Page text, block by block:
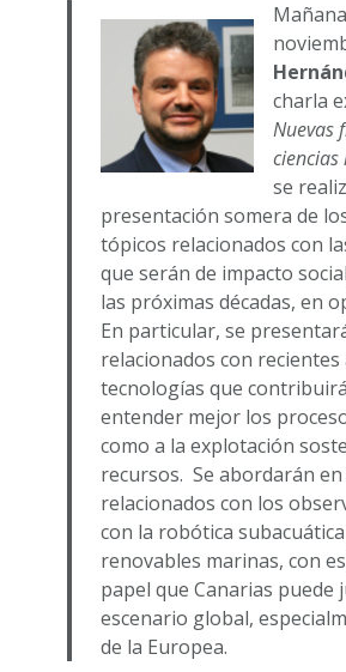
charla
Nuevas
se
presentación somera de
tópicos relacionados con
que serán de impacto
las próximas décadas, en
En particular, se
relacionados con recientes
tecnologías que
entender mejor los
como a la explotación
recursos. Se abordarán
relacionados con los
con la robótica
renovables marinas, con
papel que Canarias puede
escenario global,
de la Europea.